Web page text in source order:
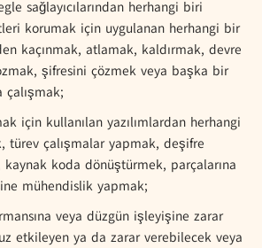
sağlayıcılarından herhangi biri
korumak için uygulanan herhangi bir
kaçınmak, atlamak, kaldırmak, devre
şifresini çözmek veya başka bir
için kullanılan yazılımlardan herhangi
türev çalışmalar yapmak, deşifre
kaynak koda dönüştürmek, parçalarına
mühendislik yapmak;
veya düzgün işleyişine zarar
etkileyen ya da zarar verebilecek veya